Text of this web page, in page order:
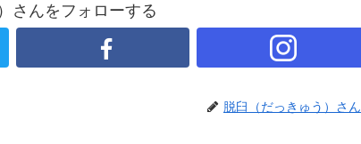
さんをフォローする
脱臼（だっきゅう）さん